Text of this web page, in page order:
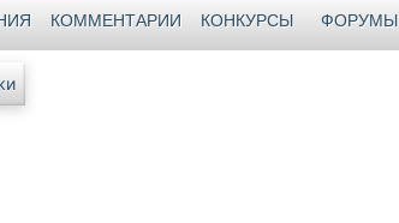
КОММЕНТАРИИ КОНКУРСЫ ФОРУМЫ